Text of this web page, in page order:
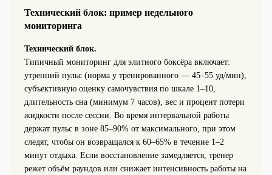
Технический блок: пример недельного
мониторинга
Технический блок.
Типичный мониторинг для элитного боксёра включает:
утренний пульс (норма у тренированного — 45–55 уд/мин),
субъективную оценку самочувствия по шкале 1–10,
длительность сна (минимум 7 часов), вес и процент потери
жидкости после сессии. Во время интервальной работы
держат пульс в зоне 85–90% от максимального, при этом
следят, чтобы он возвращался к 60–65% в течение 1–2
минут отдыха. Если восстановление замедляется, тренер
режет объём раундов или снижает интенсивность работы на